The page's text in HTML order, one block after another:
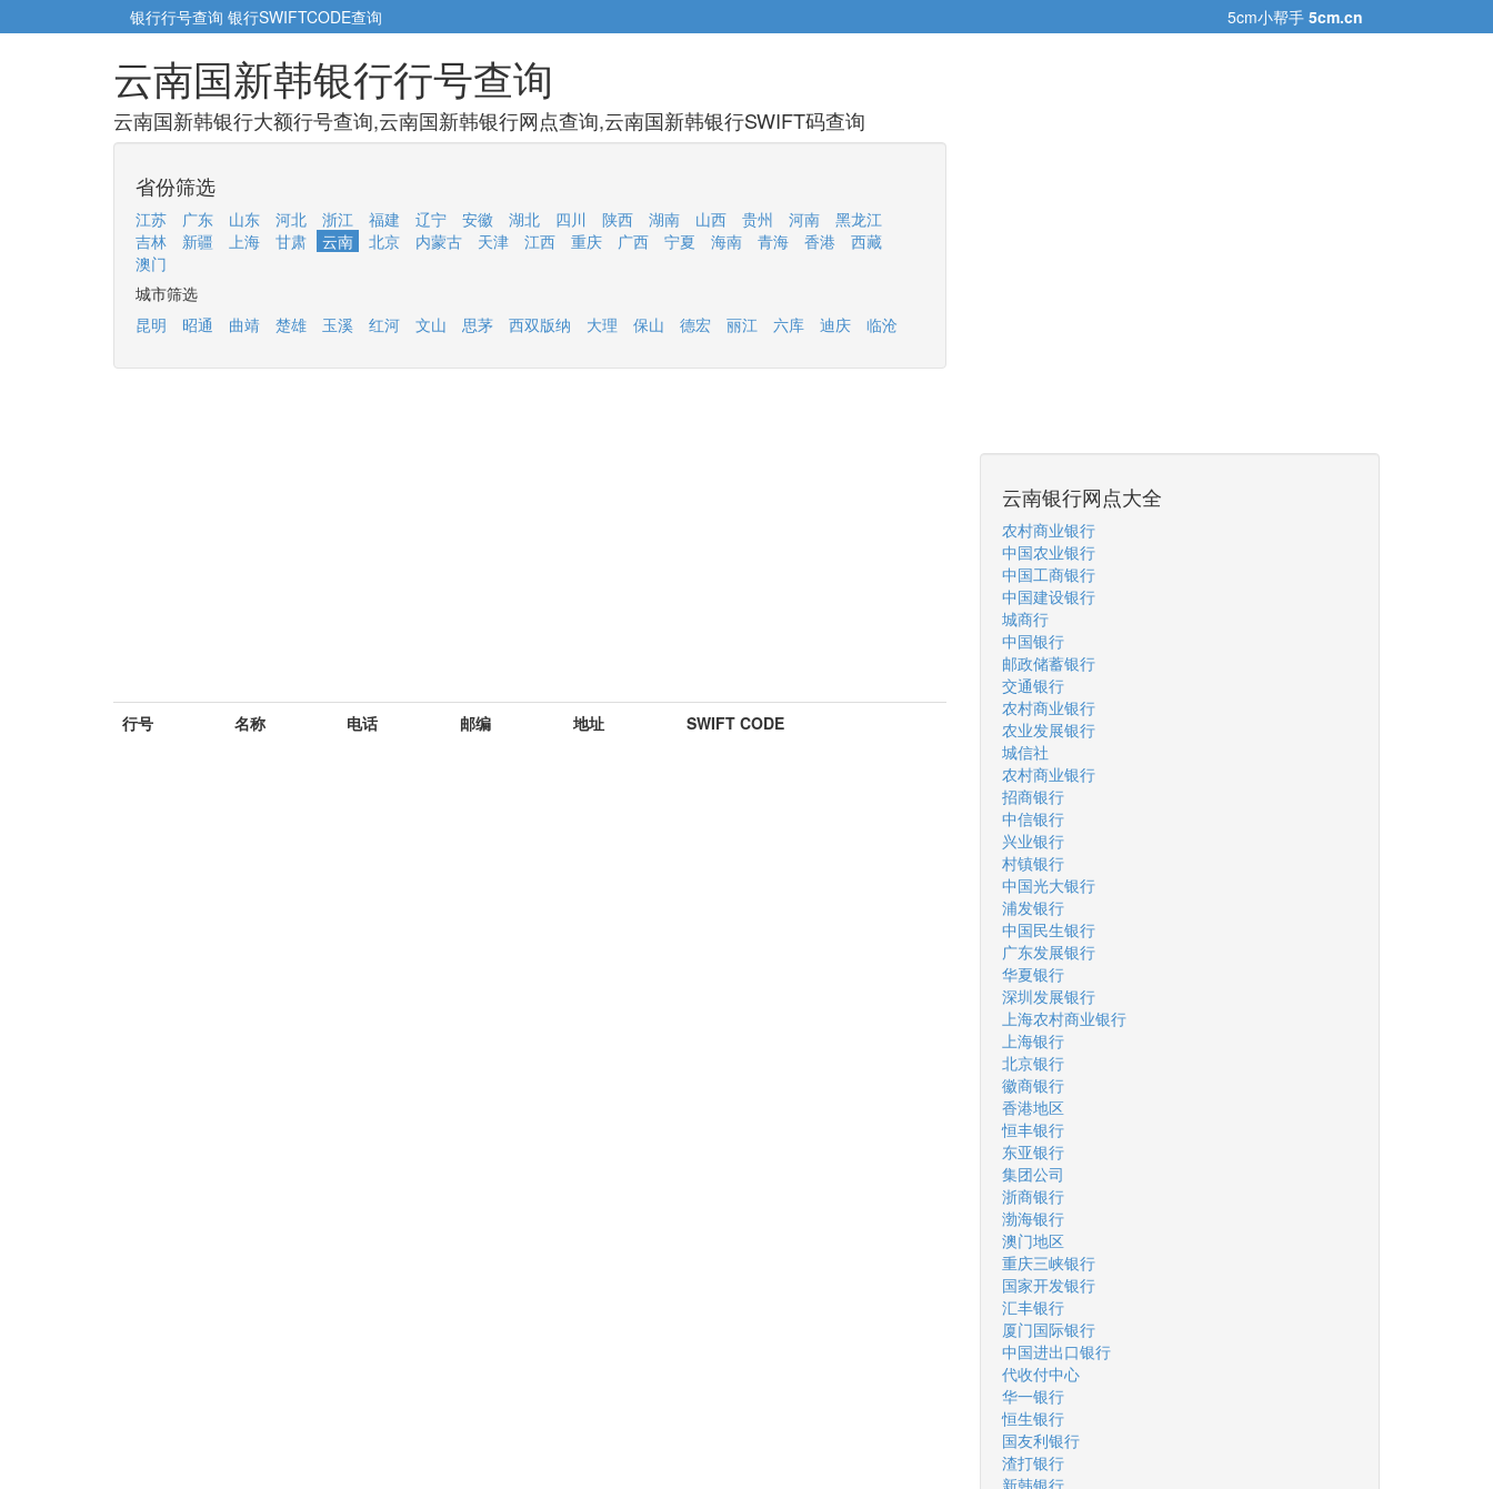
银行行号查询 银行SWIFTCODE查询 5cm小帮手 5cm.cn
云南国新韩银行行号查询
云南国新韩银行大额行号查询,云南国新韩银行网点查询,云南国新韩银行SWIFT码查询
省份筛选
江苏 广东 山东 河北 浙江 福建 辽宁 安徽 湖北 四川 陕西 湖南 山西 贵州 河南
黑龙江
吉林
新疆 上海 甘肃 云南 北京 内蒙古 天津 江西 重庆 广西 宁夏 海南 青海 香港
西藏
澳门
城市筛选
昆明
昭通 曲靖 楚雄 玉溪 红河 文山 思茅 西双版纳 大理 保山 德宏 丽江 六库 迪庆 临沧
行号 名称 电话 邮编 地址 SWIFT CODE
云南银行网点大全
农村商业银行
中国农业银行
中国工商银行
中国建设银行
城商行
中国银行
邮政储蓄银行
交通银行
农村商业银行
农业发展银行
城信社
农村商业银行
招商银行
中信银行
兴业银行
村镇银行
中国光大银行
浦发银行
中国民生银行
广东发展银行
华夏银行
深圳发展银行
上海农村商业银行
上海银行
北京银行
徽商银行
香港地区
恒丰银行
东亚银行
集团公司
浙商银行
渤海银行
澳门地区
重庆三峡银行
国家开发银行
汇丰银行
厦门国际银行
中国进出口银行
代收付中心
华一银行
恒生银行
国友利银行
渣打银行
新韩银行